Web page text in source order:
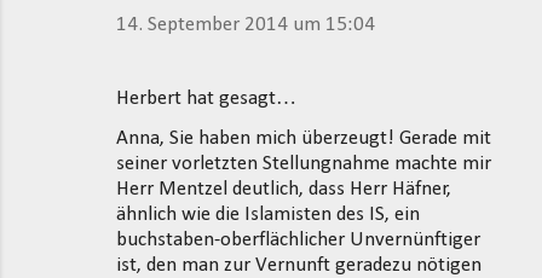
14. September 2014 um 15:04
Herbert hat gesagt…
Anna, Sie haben mich überzeugt! Gerade mit
seiner vorletzten Stellungnahme machte mir
Herr Mentzel deutlich, dass Herr Häfner,
ähnlich wie die Islamisten des IS, ein
buchstaben-oberflächlicher Unvernünftiger
ist, den man zur Vernunft geradezu nötigen